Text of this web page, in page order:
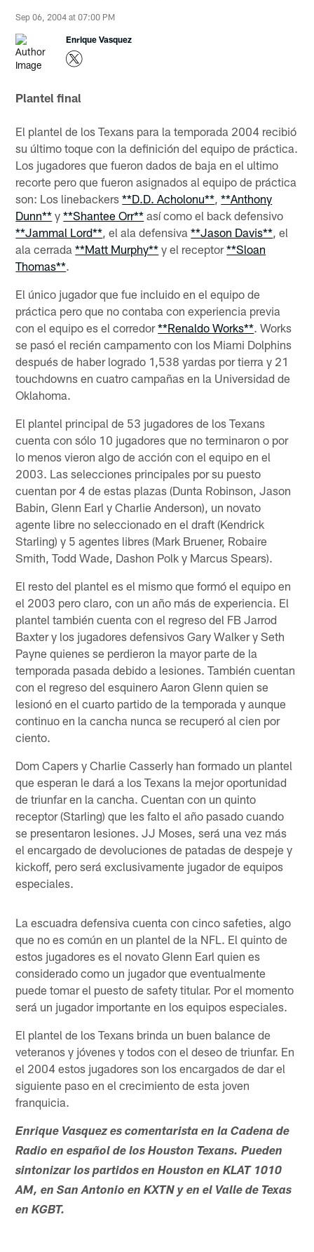
Sep 06, 2004 at 07:00 PM
Enrique Vasquez
Plantel final
El plantel de los Texans para la temporada 2004 recibió
su último toque con la definición del equipo de práctica.
Los jugadores que fueron dados de baja en el ultimo
recorte pero que fueron asignados al equipo de práctica
son: Los linebackers**D.D. Acholonu** ,**Anthony
Dunn** y**Shantee Orr** así como el back defensivo
**Jammal Lord** , el ala defensiva**Jason Davis** , el
ala cerrada**Matt Murphy** y el receptor**Sloan
Thomas**.
El único jugador que fue incluido en el equipo de
práctica pero que no contaba con experiencia previa
con el equipo es el corredor**Renaldo Works**. Works
se pasó el recién campamento con los Miami Dolphins
después de haber logrado 1,538 yardas por tierra y 21
touchdowns en cuatro campañas en la Universidad de
Oklahoma.
El plantel principal de 53 jugadores de los Texans
cuenta con sólo 10 jugadores que no terminaron o por
lo menos vieron algo de acción con el equipo en el
2003. Las selecciones principales por su puesto
cuentan por 4 de estas plazas (Dunta Robinson, Jason
Babin, Glenn Earl y Charlie Anderson), un novato
agente libre no seleccionado en el draft (Kendrick
Starling) y 5 agentes libres (Mark Bruener, Robaire
Smith, Todd Wade, Dashon Polk y Marcus Spears).
El resto del plantel es el mismo que formó el equipo en
el 2003 pero claro, con un año más de experiencia. El
plantel también cuenta con el regreso del FB Jarrod
Baxter y los jugadores defensivos Gary Walker y Seth
Payne quienes se perdieron la mayor parte de la
temporada pasada debido a lesiones. También cuentan
con el regreso del esquinero Aaron Glenn quien se
lesionó en el cuarto partido de la temporada y aunque
continuo en la cancha nunca se recuperó al cien por
ciento.
Dom Capers y Charlie Casserly han formado un plantel
que esperan le dará a los Texans la mejor oportunidad
de triunfar en la cancha. Cuentan con un quinto
receptor (Starling) que les falto el año pasado cuando
se presentaron lesiones. JJ Moses, será una vez más
el encargado de devoluciones de patadas de despeje y
kickoff, pero será exclusivamente jugador de equipos
especiales.
La escuadra defensiva cuenta con cinco safeties, algo
que no es común en un plantel de la NFL. El quinto de
estos jugadores es el novato Glenn Earl quien es
considerado como un jugador que eventualmente
puede tomar el puesto de safety titular. Por el momento
será un jugador importante en los equipos especiales.
El plantel de los Texans brinda un buen balance de
veteranos y jóvenes y todos con el deseo de triunfar. En
el 2004 estos jugadores son los encargados de dar el
siguiente paso en el crecimiento de esta joven
franquicia.
Enrique Vasquez es comentarista en la Cadena de
Radio en español de los Houston Texans. Pueden
sintonizar los partidos en Houston en KLAT 1010
AM, en San Antonio en KXTN y en el Valle de Texas
en KGBT.